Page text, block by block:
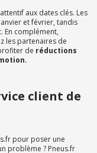
aux dates clés. Les
et février, tandis
En complément,
les partenaires de
de réductions
client de
pour poser une
problème ? Pneus.fr